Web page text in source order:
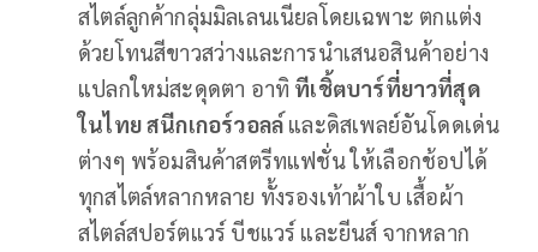
สไตล์ลูกค้ากลุ่มมิลเลนเนียลโดยเฉพาะ ตกแต่ง
ด้วยโทนสีขาวสว่างและการนำเสนอสินค้าอย่าง
แปลกใหม่สะดุดตา อาทิ ทีเชิ้ตบาร์ที่ยาวที่สุด
ในไทยสนีกเกอร์วอลล์ และดิสเพลย์อันโดดเด่น
ต่างๆ พร้อมสินค้าสตรีทแฟชั่น ให้เลือกช้อปได้
ทุกสไตล์หลากหลาย ทั้งรองเท้าผ้าใบ เสื้อผ้า
สไตล์สปอร์ตแวร์ บีชแวร์ และยีนส์ จากหลาก